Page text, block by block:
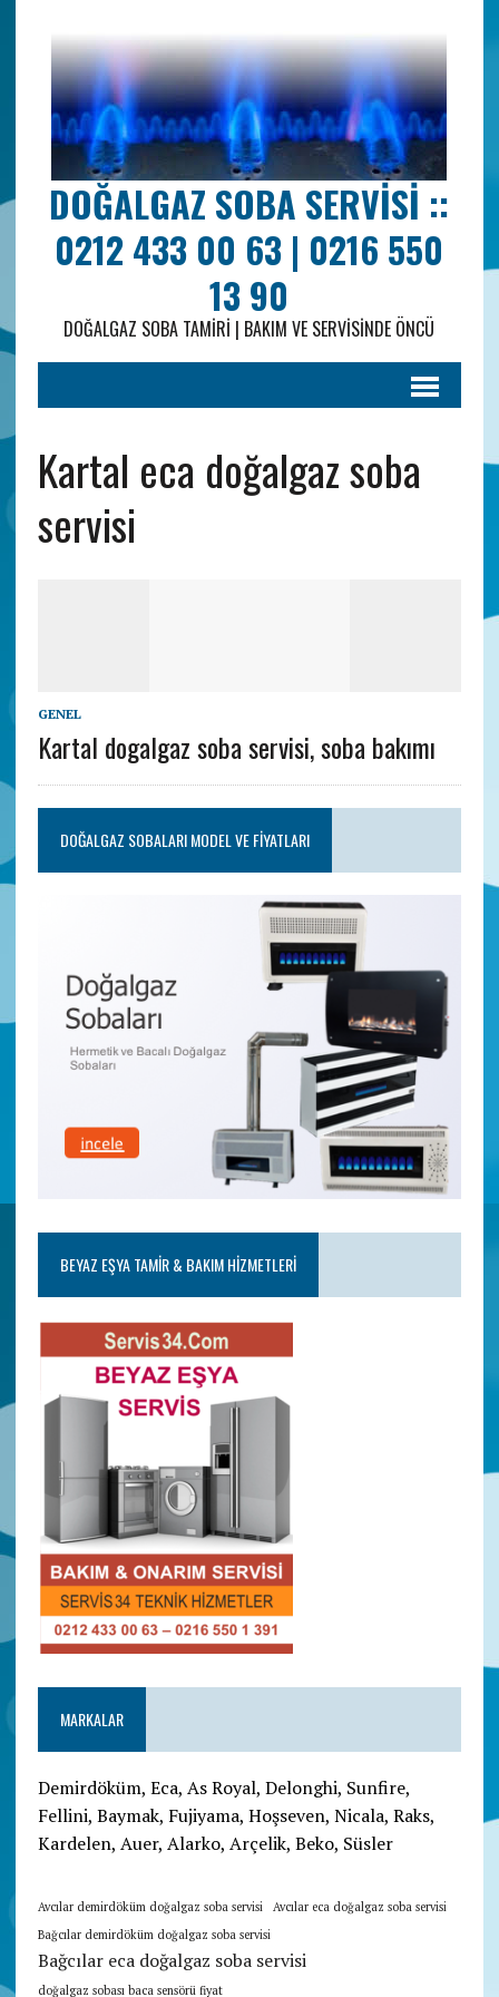
DOĞALGAZ SOBA SERVISI ::
0212 433 00 63 | 0216 550
13 90
DOĞALGAZ SOBA TAMIRI | BAKIM VE SERVISINDE ÖNCÜ
Kartal eca doğalgaz soba
servisi
GENEL
Kartal dogalgaz soba servisi, soba bakımı
DOĞALGAZ SOBALARI MODEL VE FIYATLARI
BEYAZ EŞYA TAMIR & BAKIM HIZMETLERI
MARKALAR
Demirdöküm, Eca, As Royal, Delonghi, Sunfire,
Fellini, Baymak, Fujiyama, Hoşseven, Nicala, Raks,
Kardelen, Auer, Alarko, Arçelik, Beko, Süsler
Avcılar demirdöküm doğalgaz soba servisi
Avcılar eca doğalgaz soba servisi
Bağcılar demirdöküm doğalgaz soba servisi
Bağcılar eca doğalgaz soba servisi
doğalgaz sobası baca sensörü fiyat